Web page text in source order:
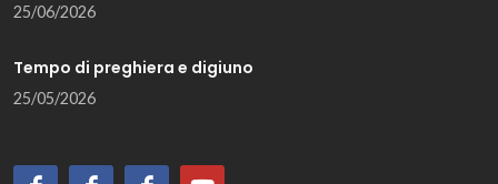
25/06/2026
Tempo di preghiera e digiuno
25/05/2026